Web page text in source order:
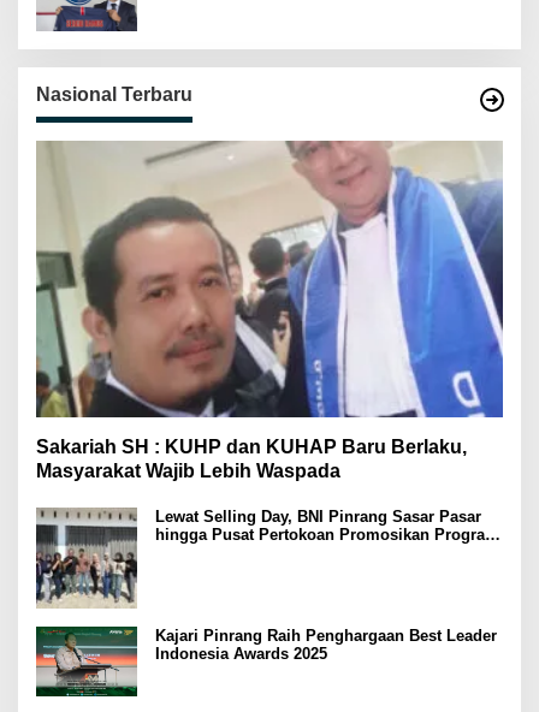
Nasional Terbaru
Sakariah SH : KUHP dan KUHAP Baru Berlaku,
Masyarakat Wajib Lebih Waspada
Lewat Selling Day, BNI Pinrang Sasar Pasar
hingga Pusat Pertokoan Promosikan Program
Kajari Pinrang Raih Penghargaan Best Leader
Indonesia Awards 2025